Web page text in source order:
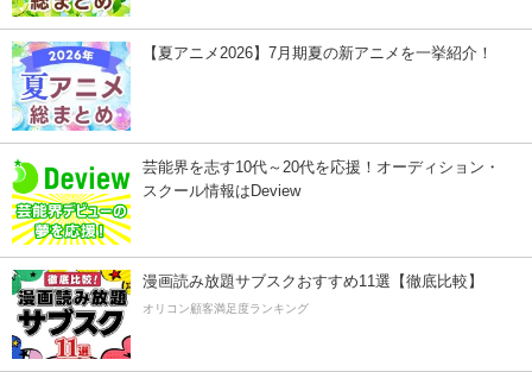
【夏アニメ2026】7月期夏の新アニメを一挙紹介！
芸能界を志す10代～20代を応援！オーディション・
スクール情報はDeview
漫画読み放題サブスクおすすめ11選【徹底比較】
オリコン顧客満足度ランキング